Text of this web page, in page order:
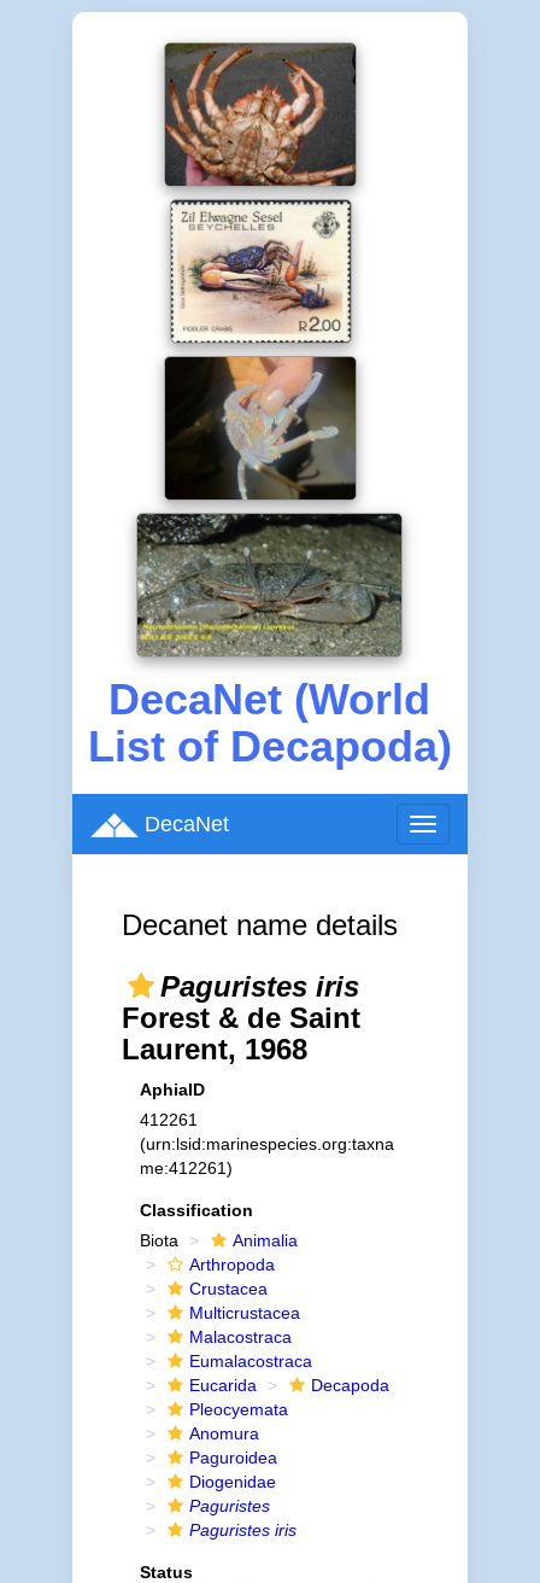
DecaNet (World
List of Decapoda)
Toggle
navigation
DecaNet
Decanet name details
Paguristes iris
Forest & de Saint
Laurent, 1968
AphiaID
412261
(urn:lsid:marinespecies.org:taxna
me:412261)
Classification
Biota
Animalia
Arthropoda
Crustacea
Multicrustacea
Malacostraca
Eumalacostraca
Eucarida
Decapoda
Pleocyemata
Anomura
Paguroidea
Diogenidae
Paguristes
Paguristes iris
Status